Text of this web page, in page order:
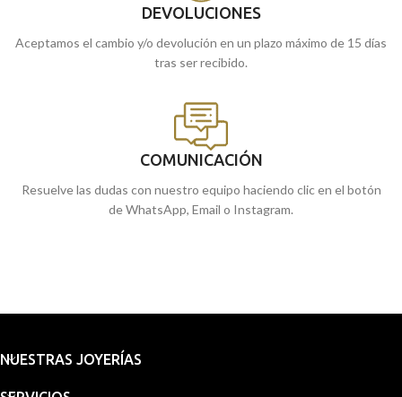
DEVOLUCIONES
Aceptamos el cambio y/o devolución en un plazo máximo de 15 días
tras ser recibido.
COMUNICACIÓN
Resuelve las dudas con nuestro equipo haciendo clic en el botón
de WhatsApp, Email o Instagram.
NUESTRAS JOYERÍAS